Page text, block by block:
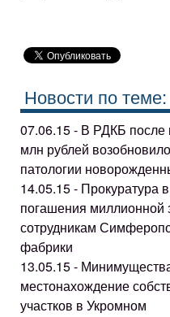
Новости по теме:
07.06.15 - В РДКБ после
млн рублей
патологии
14.05.15 - Прокуратура
погашения миллионной
сотрудникам
фабрики
13.05.15 -
местонахождение
участков в Укромном